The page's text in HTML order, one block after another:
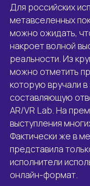
Для российских
метавселенных
можно ожидать,
накроет волной
реальности. Из
можно отметить
которую вручали
составляющую
AR/VR Lab. На
выступления
Фактически же в
представила
исполнители
онлайн-формат.